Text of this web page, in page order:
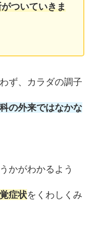
ついていきま
ず、カラダの調子
の外来ではなかな
かがわかるよう
症状をくわしくみ